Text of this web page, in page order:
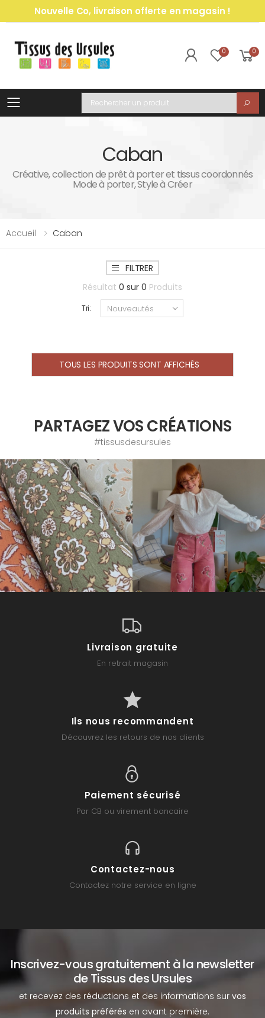
Nouvelle Co, livraison offerte en magasin !
0 0
Toggle mobile menu
Recherche
Caban
Créative, collection de prêt à porter et tissus coordonnés
Mode à porter, Style à Créer
Accueil Caban
FILTRER
Résultat 0 sur 0 Produits
Tri:
TOUS LES PRODUITS SONT AFFICHÉS
PARTAGEZ VOS CRÉATIONS
#tissusdesursules
Livraison gratuite
En retrait magasin
Ils nous recommandent
Découvrez les retours de nos clients
Paiement sécurisé
Par CB ou virement bancaire
Contactez-nous
Contactez notre service en ligne
Inscrivez-vous gratuitement à la newsletter
de Tissus des Ursules
et recevez des réductions et des informations sur vos
produits préférés en avant première.